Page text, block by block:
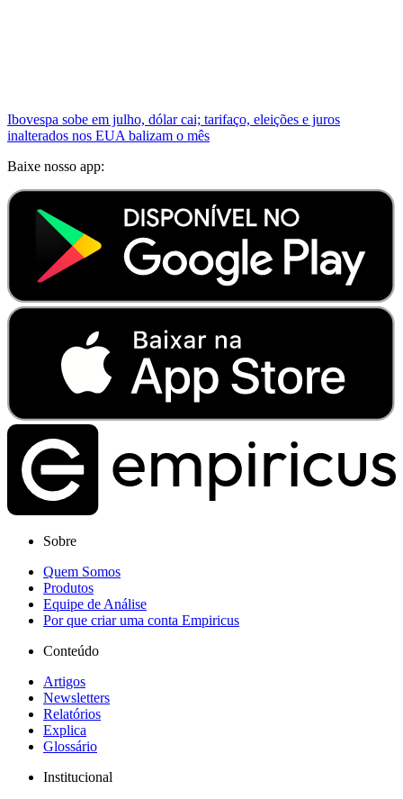
Ibovespa sobe em julho, dólar cai; tarifaço, eleições e juros
inalterados nos EUA balizam o mês
Baixe nosso app:
Sobre
Quem Somos
Produtos
Equipe de Análise
Por que criar uma conta Empiricus
Conteúdo
Artigos
Newsletters
Relatórios
Explica
Glossário
Institucional